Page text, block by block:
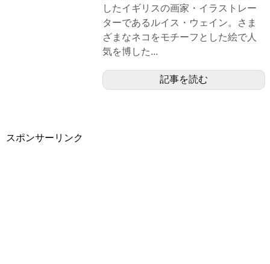
したイギリスの画家・イラストレー
ターであるルイス・ウェイン。さま
ざまなネコをモチーフとした絵で人
気を博した...
記事を読む
スポンサーリンク